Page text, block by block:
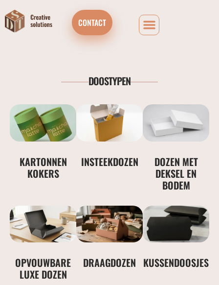
CONTACT
DOOSTYPEN
KARTONNEN
KOKERS
INSTEEKDOZEN
DOZEN MET
DEKSEL EN
BODEM
OPVOUWBARE
LUXE DOZEN
DRAAGDOZEN KUSSENDOOSJES